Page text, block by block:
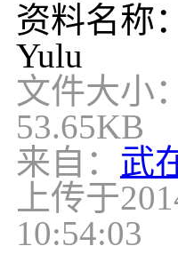
资料名称
Yulu
文件大小：
53.65KB
来自： 武
上传于
10:54:03